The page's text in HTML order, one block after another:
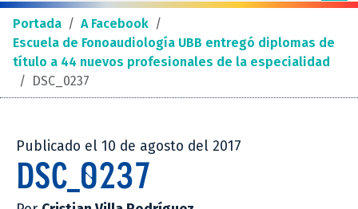
Portada / A Facebook /
Escuela de Fonoaudiología UBB entregó diplomas de
título a 44 nuevos profesionales de la especialidad
/ DSC_0237
Publicado el 10 de agosto del 2017
DSC_0237